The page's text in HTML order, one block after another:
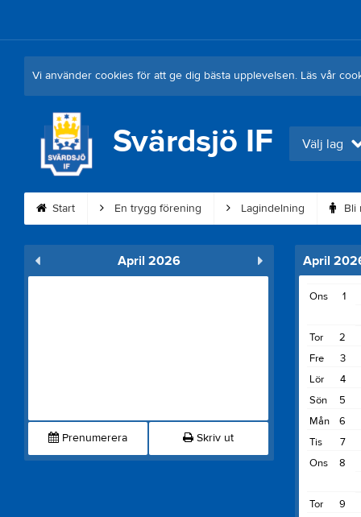
Vi använder cookies för att ge dig bästa upplevelsen. Läs vår
Svärdsjö IF Välj lag
Start En trygg förening Lagindelning Bli
April 2026
Prenumerera Skriv ut
April
1
Ons
2
Tor
3
Fre
4
Lör
5
Sön
6
Mån
7
Tis
8
Ons
9
Tor